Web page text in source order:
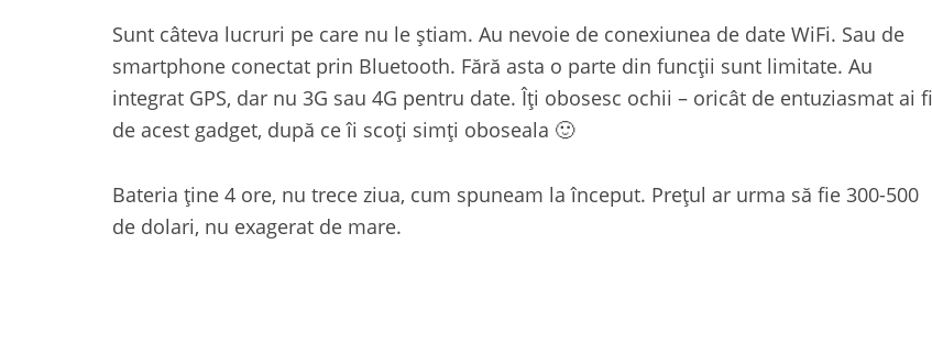
Sunt câteva lucruri pe care nu le știam. Au nevoie de conexiunea de date WiFi. Sau de
smartphone conectat prin Bluetooth. Fără asta o parte din funcții sunt limitate. Au
integrat GPS, dar nu 3G sau 4G pentru date. Îți obosesc ochii – oricât de entuziasmat ai fi
de acest gadget, după ce îi scoți simți oboseala 🙂
Bateria ține 4 ore, nu trece ziua, cum spuneam la început. Prețul ar urma să fie 300-500
de dolari, nu exagerat de mare.